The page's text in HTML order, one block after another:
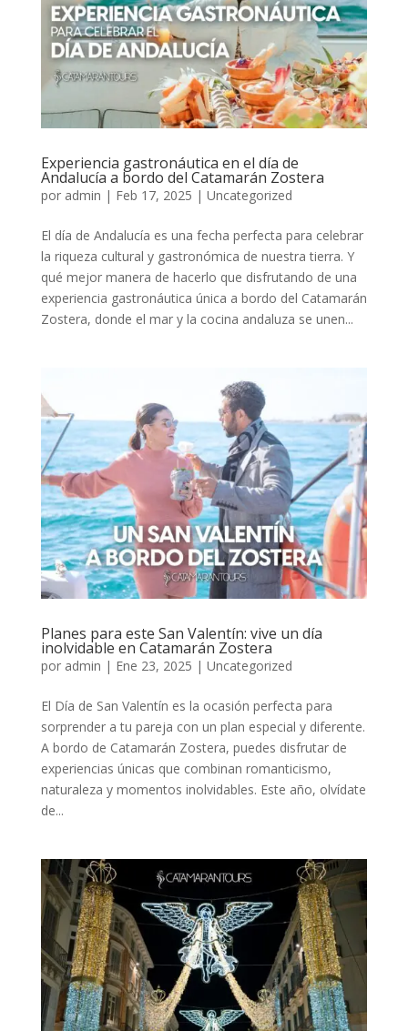
Experiencia gastronáutica en el día de
Andalucía a bordo del Catamarán Zostera
por admin | Feb 17, 2025 | Uncategorized
El día de Andalucía es una fecha perfecta para celebrar
la riqueza cultural y gastronómica de nuestra tierra. Y
qué mejor manera de hacerlo que disfrutando de una
experiencia gastronáutica única a bordo del Catamarán
Zostera, donde el mar y la cocina andaluza se unen...
Planes para este San Valentín: vive un día
inolvidable en Catamarán Zostera
por admin | Ene 23, 2025 | Uncategorized
El Día de San Valentín es la ocasión perfecta para
sorprender a tu pareja con un plan especial y diferente.
A bordo de Catamarán Zostera, puedes disfrutar de
experiencias únicas que combinan romanticismo,
naturaleza y momentos inolvidables. Este año, olvídate
de...